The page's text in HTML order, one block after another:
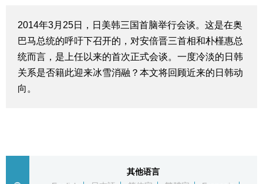
生活与旅游
深度报道
视觉日本
话题
2014年3月25日，日美韩三国首脑举行会谈。这是在奥
巴马总统的呼吁下召开的，对安倍晋三首相和朴槿惠总
统而言，是上任以来的首次正式会谈。一度冷淡的日韩
关系是否籍此迎来冰雪消融？本文将回顾近来的日韩动
向。
其他语言